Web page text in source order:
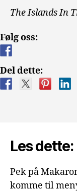
The Islands In
Følg oss:
Del dette:
Les dette:
Pek på
komme til